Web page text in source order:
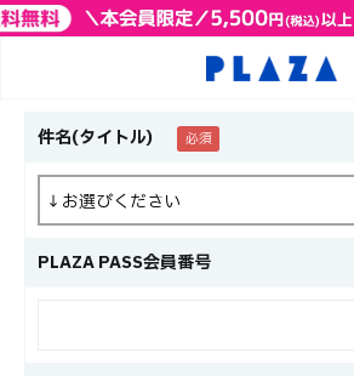
件名(タイトル)
PLAZA PASS会員番号